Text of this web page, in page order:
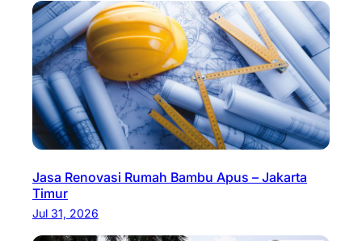
Jasa Renovasi Rumah Bambu Apus – Jakarta
Timur
Jul 31, 2026